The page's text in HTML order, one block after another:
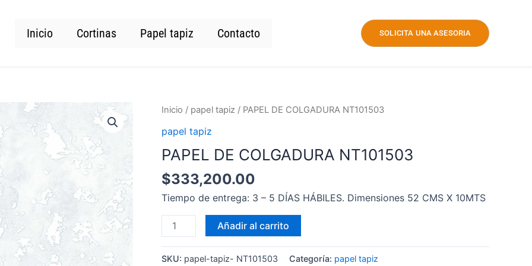
Inicio Cortinas Papel tapiz Contacto SOLICITA UNA ASESORIA
Inicio / papel tapiz / PAPEL DE COLGADURA NT101503
papel tapiz
PAPEL DE COLGADURA NT101503
$333,200.00
Tiempo de entrega: 3 – 5 DÍAS HÁBILES. Dimensiones 52 CMS X 10MTS
PAPEL
COLGADURA
NT101503
cantidad
Añadir al carrito
SKU: papel-tapiz- NT101503 Categoría: papel tapiz